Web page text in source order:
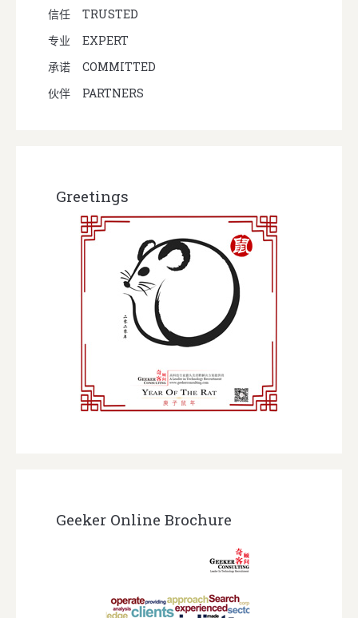
信任
TRUSTED
专业
EXPERT
承诺
COMMITTED
伙伴
PARTNERS
Greetings
Geeker Online Brochure